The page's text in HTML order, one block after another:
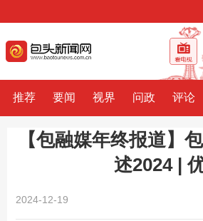
推荐 要闻 视界 问政 评论
【包融媒年终报道】
述2024 |
2024-12-19